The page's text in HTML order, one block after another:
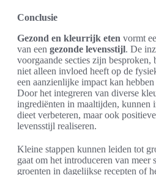
Conclusie
Gezond en kleurrijk eten vormt
van een gezonde levensstijl. De
voorgaande secties zijn
niet alleen invloed heeft op de
een aanzienlijke impact kan
Door het integreren van diverse
ingrediënten in maaltijden, kunnen
dieet verbeteren, maar ook
levensstijl realiseren.
Kleine stappen kunnen leiden tot
gaat om het introduceren van meer
groenten in dagelijkse recepten of